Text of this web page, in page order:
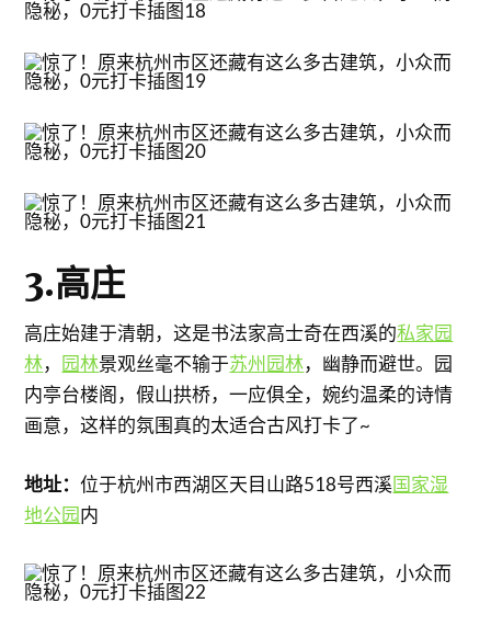
3.高庄
高庄始建于清朝，这是书法家高士奇在西溪的私家园
林， 园林景观丝毫不输于苏州园林，幽静而避世。园
内亭台楼阁，假山拱桥，一应俱全，婉约温柔的诗情
画意，这样的氛围真的太适合古风打卡了~
地址：位于杭州市西湖区天目山路518号西溪国家湿
地公园内